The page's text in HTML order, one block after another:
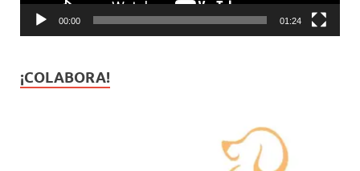
00:00 01:24
¡COLABORA!